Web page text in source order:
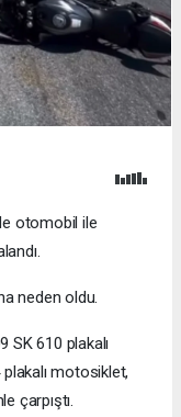
otomobil ile
neden oldu.
SK 610 plakalı
motosiklet,
çarpıştı.